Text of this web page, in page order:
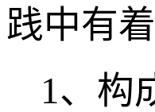
践中有
1、构